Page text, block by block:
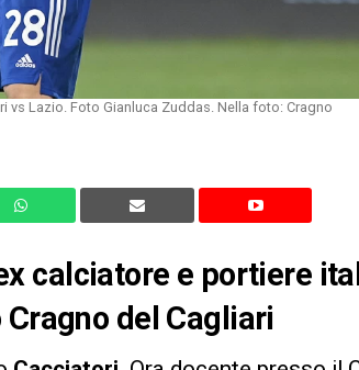
vs Lazio. Foto Gianluca Zuddas. Nella foto: Cragno
calciatore e portiere
del Cagliari